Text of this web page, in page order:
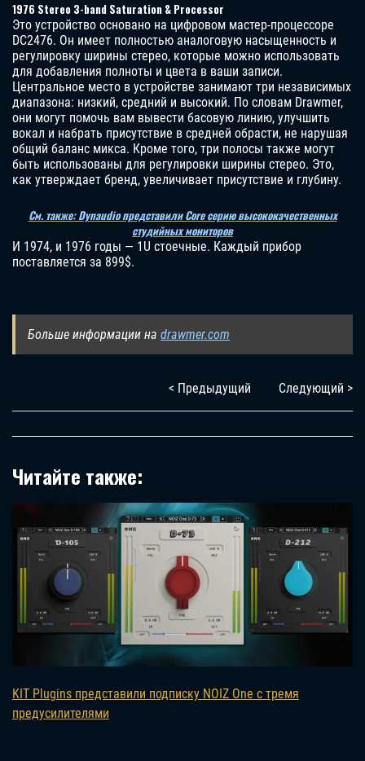
1976 Stereo 3-band Saturation & Processor
Это устройство основано на цифровом мастер-процессоре
DC2476. Он имеет полностью аналоговую насыщенность и
регулировку ширины стерео, которые можно использовать
для добавления полноты и цвета в ваши записи.
Центральное место в устройстве занимают три независимых
диапазона: низкий, средний и высокий. По словам Drawmer,
они могут помочь вам вывести басовую линию, улучшить
вокал и набрать присутствие в средней обрасти, не нарушая
общий баланс микса. Кроме того, три полосы также могут
быть использованы для регулировки ширины стерео. Это,
как утверждает бренд, увеличивает присутствие и глубину.
См. также: Dynaudio представили Core серию высококачественных
студийных мониторов
И 1974, и 1976 годы — 1U стоечные. Каждый прибор
поставляется за 899$.
Больше информации на drawmer.com
< Предыдущий Следующий >
Читайте также:
KIT Plugins представили подписку NOIZ One с тремя
предусилителями